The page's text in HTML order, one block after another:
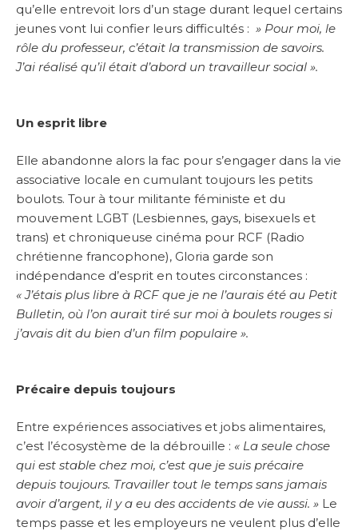
qu’elle entrevoit lors d’un stage durant lequel certains
jeunes vont lui confier leurs difficultés : » Pour moi, le
rôle du professeur, c’était la transmission de savoirs.
J’ai réalisé qu’il était d’abord un travailleur social ».
Un esprit libre
Elle abandonne alors la fac pour s’engager dans la vie
associative locale en cumulant toujours les petits
boulots. Tour à tour militante féministe et du
mouvement LGBT (Lesbiennes, gays, bisexuels et
trans) et chroniqueuse cinéma pour RCF (Radio
chrétienne francophone), Gloria garde son
indépendance d’esprit en toutes circonstances :
« J’étais plus libre à RCF que je ne l’aurais été au Petit
Bulletin, où l’on aurait tiré sur moi à boulets rouges si
j’avais dit du bien d’un film populaire ».
Précaire depuis toujours
Entre expériences associatives et jobs alimentaires,
c’est l’écosystème de la débrouille : « La seule chose
qui est stable chez moi, c’est que je suis précaire
depuis toujours. Travailler tout le temps sans jamais
avoir d’argent, il y a eu des accidents de vie aussi. » Le
temps passe et les employeurs ne veulent plus d’elle